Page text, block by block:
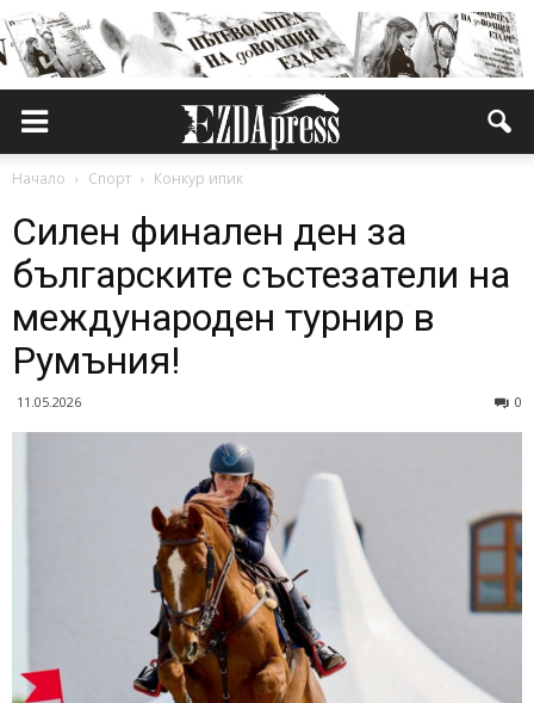
Начало Спорт Конкур ипик
Силен финален ден за
българските състезатели на
международен турнир в
Румъния!
11.05.2026 0